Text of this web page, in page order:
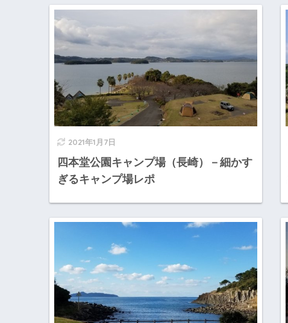
2021年1月7日
四本堂公園キャンプ場（長崎）－細かす
ぎるキャンプ場レポ